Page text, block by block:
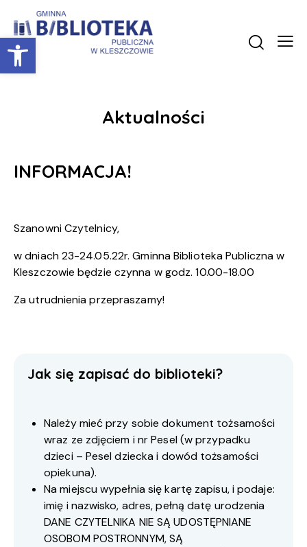
Otwórz pasek narzędzi
Aktualności
INFORMACJA!
Szanowni Czytelnicy,
w dniach 23-24.05.22r. Gminna Biblioteka Publiczna w
Kleszczowie będzie czynna w godz. 10.00-18.00
Za utrudnienia przepraszamy!
Jak się zapisać do biblioteki?
Należy mieć przy sobie dokument tożsamości
wraz ze zdjęciem i nr Pesel (w przypadku
dzieci – Pesel dziecka i dowód tożsamości
opiekuna).
Na miejscu wypełnia się kartę zapisu, i podaje:
imię i nazwisko, adres, pełną datę urodzenia
DANE CZYTELNIKA NIE SĄ UDOSTĘPNIANE
OSOBOM POSTRONNYM, SĄ